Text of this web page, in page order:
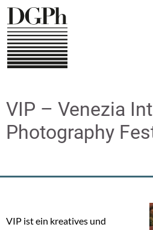
Direkt
zum
Inhalt
VIP – Venezia
Photography
VIP ist ein kreatives und